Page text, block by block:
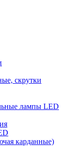
скрутки
лампы LED
карданные)